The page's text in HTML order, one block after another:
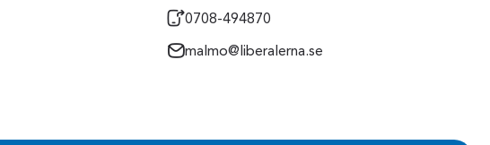
0708-494870
malmo@liberalerna.se